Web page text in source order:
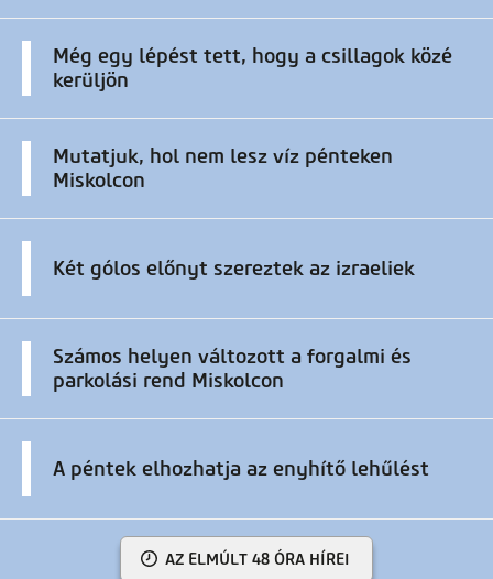
Még egy lépést tett, hogy a csillagok közé
kerüljön
Mutatjuk, hol nem lesz víz pénteken
Miskolcon
Két gólos előnyt szereztek az izraeliek
Számos helyen változott a forgalmi és
parkolási rend Miskolcon
A péntek elhozhatja az enyhítő lehűlést
AZ ELMÚLT 48 ÓRA HÍREI